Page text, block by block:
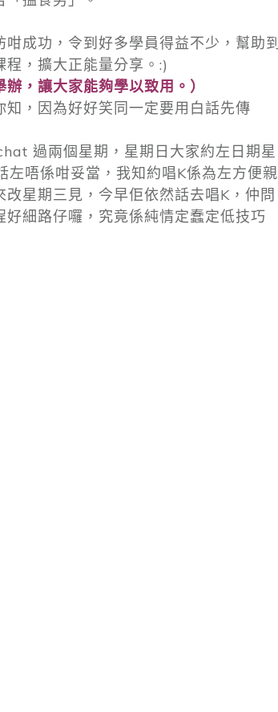
成功，令到好多學員得益不少，幫助到
，擴大正能量分享。:)
，讓大家能夠學以致用。）
，因為好好笑同一定要用白話先傳
過兩個星期，星期日大家約左日期星
唔係咁妥當，我知約唱K係為左方便親
星期三見，今早佢依然話去唱K，仲問
細路仔囉，究竟係純情定蠢定低技巧